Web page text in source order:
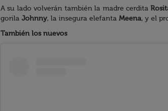
A su lado volverán también la madre cerdita
gorila Johnny, la insegura elefanta Meena, y el
También los nuevos